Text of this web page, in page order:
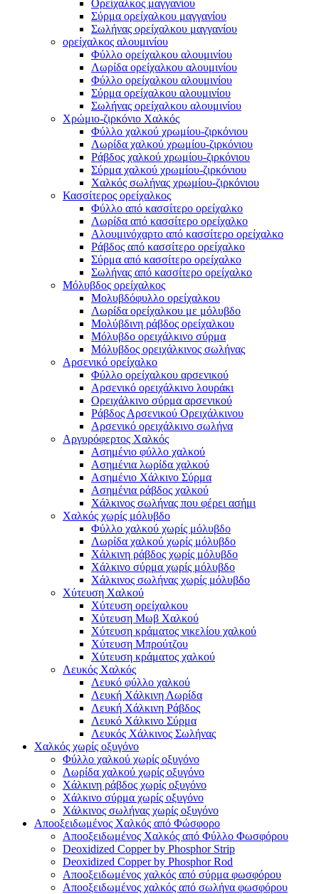
Ορείχαλκος μαγγανίου
Σύρμα ορείχαλκου μαγγανίου
Σωλήνας ορείχαλκου μαγγανίου
ορείχαλκος αλουμινίου
Φύλλο ορείχαλκου αλουμινίου
Λωρίδα ορείχαλκου αλουμινίου
Φύλλο ορείχαλκου αλουμινίου
Σύρμα ορείχαλκου αλουμινίου
Σωλήνας ορείχαλκου αλουμινίου
Χρώμιο-ζιρκόνιο Χαλκός
Φύλλο χαλκού χρωμίου-ζιρκόνιου
Λωρίδα χαλκού χρωμίου-ζιρκόνιου
Ράβδος χαλκού χρωμίου-ζιρκόνιου
Σύρμα χαλκού χρωμίου-ζιρκόνιου
Χαλκός σωλήνας χρωμίου-ζιρκόνιου
Κασσίτερος ορείχαλκος
Φύλλο από κασσίτερο ορείχαλκο
Λωρίδα από κασσίτερο ορείχαλκο
Αλουμινόχαρτο από κασσίτερο ορείχαλκο
Ράβδος από κασσίτερο ορείχαλκο
Σύρμα από κασσίτερο ορείχαλκο
Σωλήνας από κασσίτερο ορείχαλκο
Μόλυβδος ορείχαλκος
Μολυβδόφυλλο ορείχαλκου
Λωρίδα ορείχαλκου με μόλυβδο
Μολύβδινη ράβδος ορείχαλκου
Μόλυβδο ορειχάλκινο σύρμα
Μόλυβδος ορειχάλκινος σωλήνας
Αρσενικό ορείχαλκο
Φύλλο ορείχαλκου αρσενικού
Αρσενικό ορειχάλκινο λουράκι
Ορειχάλκινο σύρμα αρσενικού
Ράβδος Αρσενικού Ορειχάλκινου
Αρσενικό ορειχάλκινο σωλήνα
Αργυρόφερτος Χαλκός
Ασημένιο φύλλο χαλκού
Ασημένια λωρίδα χαλκού
Ασημένιο Χάλκινο Σύρμα
Ασημένια ράβδος χαλκού
Χάλκινος σωλήνας που φέρει ασήμι
Χαλκός χωρίς μόλυβδο
Φύλλο χαλκού χωρίς μόλυβδο
Λωρίδα χαλκού χωρίς μόλυβδο
Χάλκινη ράβδος χωρίς μόλυβδο
Χάλκινο σύρμα χωρίς μόλυβδο
Χάλκινος σωλήνας χωρίς μόλυβδο
Χύτευση Χαλκού
Χύτευση ορείχαλκου
Χύτευση Μωβ Χαλκού
Χύτευση κράματος νικελίου χαλκού
Χύτευση Μπρούτζου
Χύτευση κράματος χαλκού
Λευκός Χαλκός
Λευκό φύλλο χαλκού
Λευκή Χάλκινη Λωρίδα
Λευκή Χάλκινη Ράβδος
Λευκό Χάλκινο Σύρμα
Λευκός Χάλκινος Σωλήνας
Χαλκός χωρίς οξυγόνο
Φύλλο χαλκού χωρίς οξυγόνο
Λωρίδα χαλκού χωρίς οξυγόνο
Χάλκινη ράβδος χωρίς οξυγόνο
Χάλκινο σύρμα χωρίς οξυγόνο
Χάλκινος σωλήνας χωρίς οξυγόνο
Αποοξειδωμένος Χαλκός από Φώσφορο
Αποοξειδωμένος Χαλκός από Φύλλο Φωσφόρου
Deoxidized Copper by Phosphor Strip
Deoxidized Copper by Phosphor Rod
Αποοξειδωμένος χαλκός από σύρμα φωσφόρου
Αποοξειδωμένος χαλκός από σωλήνα φωσφόρου